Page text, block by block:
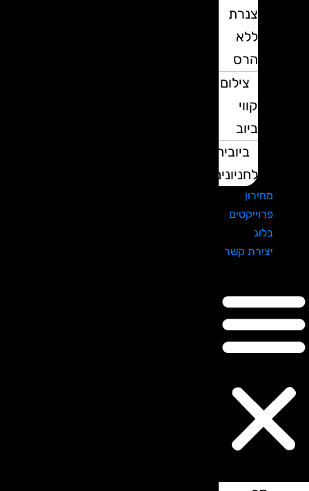
צנרת
ללא
הרס
צילום
קווי
ביוב
ביובית
לחניונים
מחירון
פרוייקטים
בלוג
יצירת קשר